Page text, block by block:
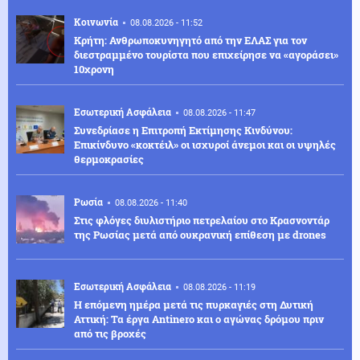
Κοινωνία 08.08.2026 - 11:52
Κρήτη: Ανθρωποκυνηγητό από την ΕΛΑΣ για τον
διεστραμμένο τουρίστα που επιχείρησε να «αγοράσει»
10χρονη
Εσωτερική Ασφάλεια 08.08.2026 - 11:47
Συνεδρίασε η Επιτροπή Εκτίμησης Κινδύνου:
Επικίνδυνο «κοκτέιλ» οι ισχυροί άνεμοι και οι υψηλές
θερμοκρασίες
Ρωσία 08.08.2026 - 11:40
Στις φλόγες διυλιστήριο πετρελαίου στο Κρασνοντάρ
της Ρωσίας μετά από ουκρανική επίθεση με drones
Εσωτερική Ασφάλεια 08.08.2026 - 11:19
Η επόμενη ημέρα μετά τις πυρκαγιές στη Δυτική
Αττική: Τα έργα Antinero και ο αγώνας δρόμου πριν
από τις βροχές